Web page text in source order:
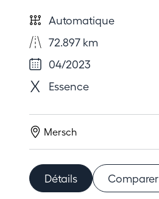
Automatique
72.897 km
04/2023
Essence
Mersch
Détails Comparer